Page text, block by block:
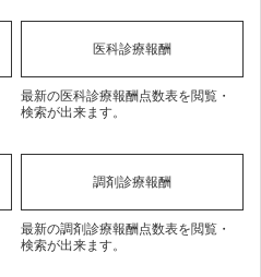
医科診療報酬
最新の医科診療報酬点数表を閲覧・
検索が出来ます。
調剤診療報酬
最新の調剤診療報酬点数表を閲覧・
検索が出来ます。